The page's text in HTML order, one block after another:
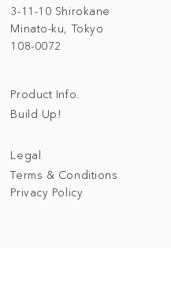
3-11-10 Shirokane
Minato-ku, Tokyo
108-0072
Legal
Terms & Conditions
Privacy Policy
Product Info.
Build Up!